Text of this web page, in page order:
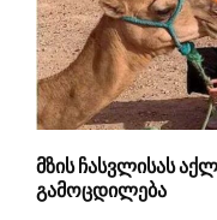
მზის ჩასვლისას
გამოცდილება